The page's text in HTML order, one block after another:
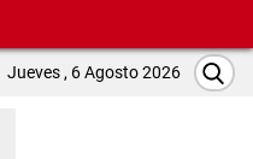
Jueves , 6 Agosto 2026